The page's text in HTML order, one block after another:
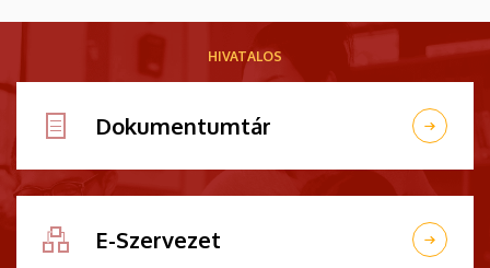
HIVATALOS
Dokumentumtár
E-Szervezet